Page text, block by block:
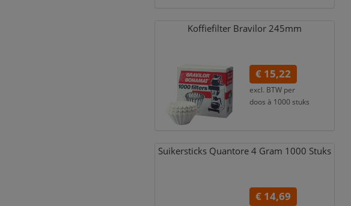
Koffiefilter Bravilor 245mm
€ 15,22
excl. BTW per
doos à 1000 stuks
Suikersticks Quantore 4 Gram 1000 Stuks
€ 14,69